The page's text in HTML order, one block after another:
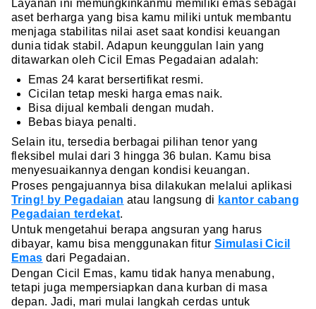
Layanan ini memungkinkanmu memiliki emas sebagai
aset berharga yang bisa kamu miliki untuk membantu
menjaga stabilitas nilai aset saat kondisi keuangan
dunia tidak stabil. Adapun keunggulan lain yang
ditawarkan oleh Cicil Emas Pegadaian adalah:
Emas 24 karat bersertifikat resmi.
Cicilan tetap meski harga emas naik.
Bisa dijual kembali dengan mudah.
Bebas biaya penalti.
Selain itu, tersedia berbagai pilihan tenor yang
fleksibel mulai dari 3 hingga 36 bulan. Kamu bisa
menyesuaikannya dengan kondisi keuangan.
Proses pengajuannya bisa dilakukan melalui aplikasi
Tring! by Pegadaian atau langsung di kantor cabang
Pegadaian terdekat.
Untuk mengetahui berapa angsuran yang harus
dibayar, kamu bisa menggunakan fitur Simulasi Cicil
Emas dari Pegadaian.
Dengan Cicil Emas, kamu tidak hanya menabung,
tetapi juga mempersiapkan dana kurban di masa
depan. Jadi, mari mulai langkah cerdas untuk